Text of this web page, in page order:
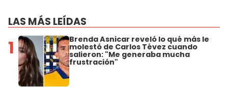
LAS MÁS LEÍDAS
1 Brenda Asnicar reveló lo qué más le
molestó de Carlos Tévez cuando
salieron: "Me generaba mucha
frustración"